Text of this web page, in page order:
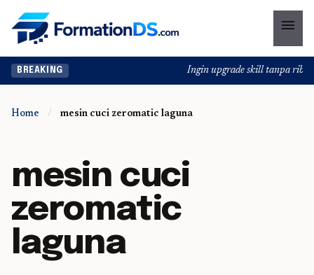
menu
BREAKING Ingin upgrade skill tanpa
Home / mesin cuci zeromatic laguna
mesin cuci
zeromatic
laguna